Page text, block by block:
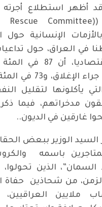
أظهر استطلاع أجرته
الإنسانية
في العراق، حول
عليهم اقتصاديا،
وظائفهم جراء
غارقين في الديون..
السيد الوزير ببعض
باسمه
الذين
من شحاذين حفاة
ملايين العراقيين،